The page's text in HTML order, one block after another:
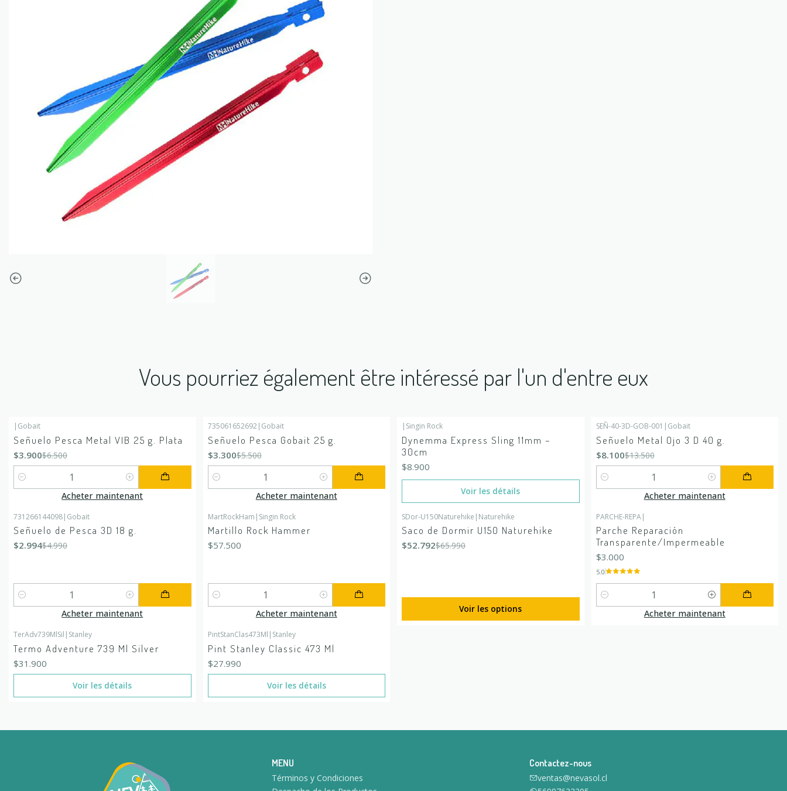
Vous pourriez également être intéressé par l'un d'entre eux
| Gobait
Señuelo Pesca Metal VIB 25 g. Plata
$3.900$6.500
Quantité
Acheter maintenant
DÉSACTIVÉ
735061652692| Gobait
Señuelo Pesca Gobait 25 g.
$3.300$5.500
Quantité
Acheter maintenant
En rupture de stock
| Singin Rock
Dynemma Express Sling 11mm –
30cm
$8.900
Voir les détails
SEÑ-40-3D-GOB-001 | Gobait
Señuelo Metal Ojo 3 D 40 g.
$8.100$13.500
Quantité
Acheter maintenant
-40%DÉSACTIVÉ
731266144098| Gobait
Señuelo de Pesca 3D 18 g.
$2.994$4.990
Quantité
Acheter maintenant
MartRockHam | Singin Rock
Martillo Rock Hammer
$57.500
Quantité
Acheter maintenant
-20% DÉSACTIVÉ
SDor-U150Naturehike | Naturehike
Saco de Dormir U150 Naturehike
$52.792$65.990
Voir les options
PARCHE-REPA|
Parche Reparación
Transparente/Impermeable
$3.000
5.0
Quantité
Acheter maintenant
En rupture de stock
TerAdv739MlSil | Stanley
Termo Adventure 739 Ml Silver
$31.900
Voir les détails
En rupture de stock
PintStanClas473Ml | Stanley
Pint Stanley Classic 473 Ml
$27.990
Voir les détails
MENU
Términos y Condiciones
Contactez-nous
ventas@nevasol.cl